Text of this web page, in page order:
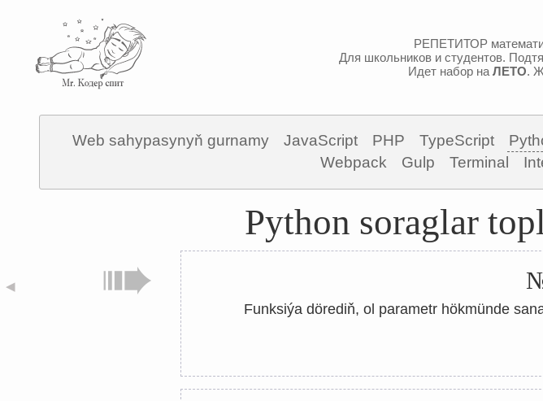
РЕПЕТИТОР
Для школьников и студентов.
Идет набор на ЛЕТО.
Web sahypasynyň gurnamy JavaScript PHP TypeScript
Webpack
Gulp Terminal
◀
Python soraglar
Funksiýa dörediň, ol parametr hökmünde